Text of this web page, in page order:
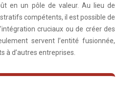
en un pôle de valeur. Au lieu de
compétents, il est possible de
cruciaux ou de créer des
servent l’entité fusionnée,
à d’autres entreprises.